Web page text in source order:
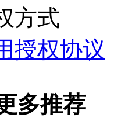
方式
授权协议
多推荐